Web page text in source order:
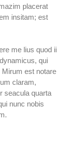
placerat
insitam; est
me lius quod ii
qui
est notare
claram,
seacula quarta
nunc nobis